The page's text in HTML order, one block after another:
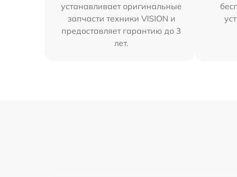
устанавливает оригинальные
запчасти техники VISION и
предоставляет гарантию до 3
лет.